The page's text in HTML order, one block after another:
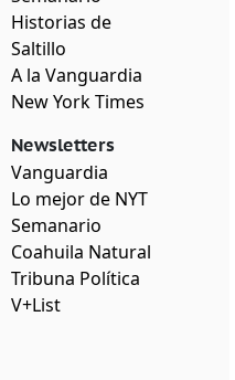
Historias de
Saltillo
A la Vanguardia
New York Times
Newsletters
Vanguardia
Lo mejor de NYT
Semanario
Coahuila Natural
Tribuna Política
V+List